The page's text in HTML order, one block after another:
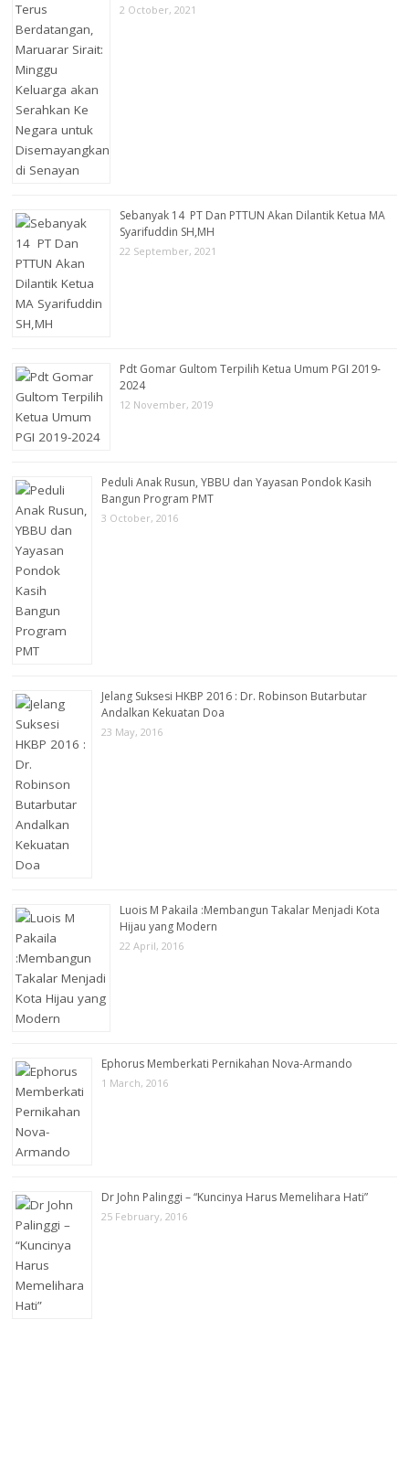
2 October, 2021
Sebanyak 14 PT Dan PTTUN Akan Dilantik Ketua MA
Syarifuddin SH,MH
22 September, 2021
Pdt Gomar Gultom Terpilih Ketua Umum PGI 2019-
2024
12 November, 2019
Peduli Anak Rusun, YBBU dan Yayasan Pondok Kasih
Bangun Program PMT
3 October, 2016
Jelang Suksesi HKBP 2016 : Dr. Robinson Butarbutar
Andalkan Kekuatan Doa
23 May, 2016
Luois M Pakaila :Membangun Takalar Menjadi Kota
Hijau yang Modern
22 April, 2016
Ephorus Memberkati Pernikahan Nova-Armando
1 March, 2016
Dr John Palinggi – “Kuncinya Harus Memelihara Hati”
25 February, 2016